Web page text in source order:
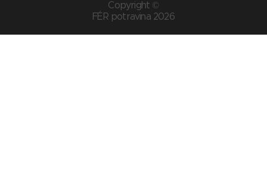
Copyright ©
FÉR potravina 2026